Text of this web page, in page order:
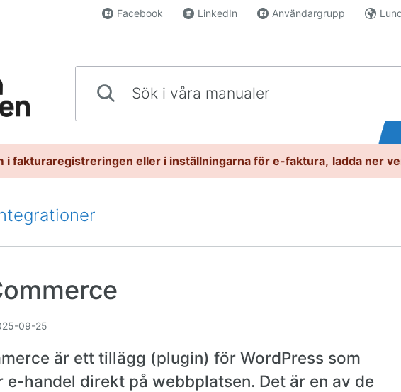
Facebook LinkedIn Användargrupp
i fakturaregistreringen eller i inställningarna för e-faktura, ladda ner
09-25
är ett tillägg (plugin) för WordPress som
e-handel direkt på webbplatsen. Det är en av de